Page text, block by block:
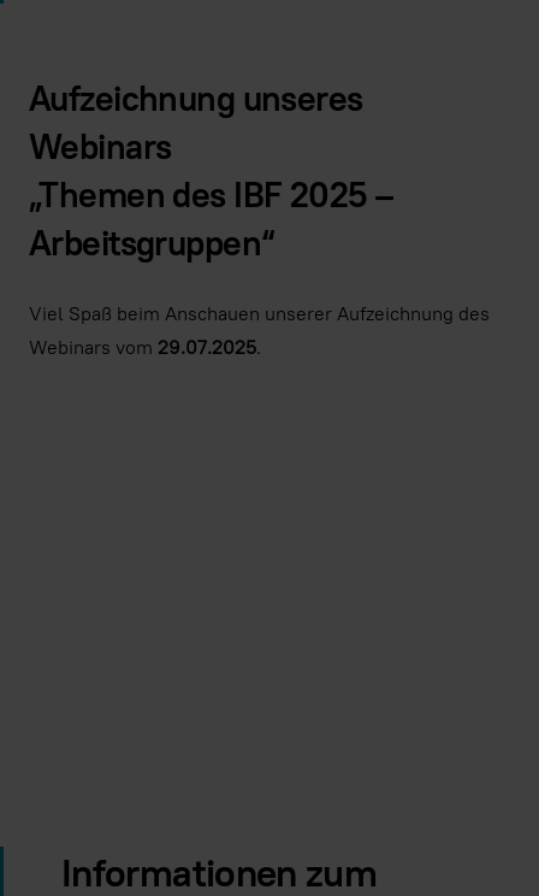
Aufzeichnung unseres
Webinars
„Themen des IBF 2025 –
Arbeitsgruppen“
Viel Spaß beim Anschauen unserer Aufzeichnung des
Webinars vom 29.07.2025.
Informationen zum